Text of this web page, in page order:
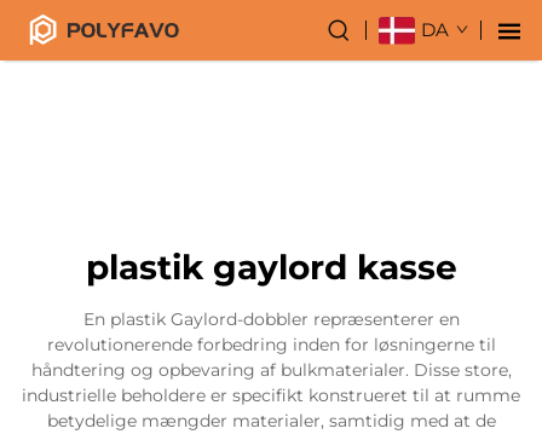
DA
plastik gaylord kasse
En plastik Gaylord-dobbler repræsenterer en
revolutionerende forbedring inden for løsningerne til
håndtering og opbevaring af bulkmaterialer. Disse store,
industrielle beholdere er specifikt konstrueret til at rumme
betydelige mængder materialer, samtidig med at de